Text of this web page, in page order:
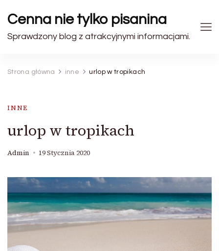
Cenna nie tylko pisanina
Sprawdzony blog z atrakcyjnymi informacjami.
Strona główna inne urlop w tropikach
INNE
urlop w tropikach
Admin 19 Stycznia 2020